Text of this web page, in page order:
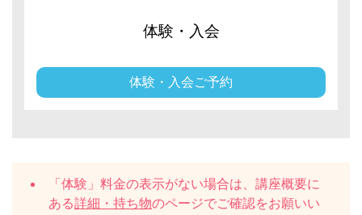
体験・入会
体験・入会ご予約
「体験」料金の表示がない場合は、講座概要に
ある詳細・持ち物のページでご確認をお願いい